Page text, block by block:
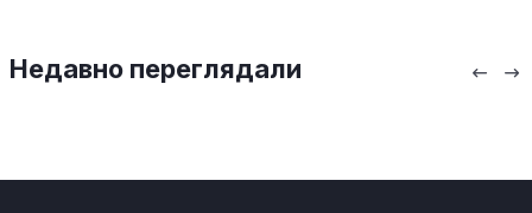
Недавно переглядали